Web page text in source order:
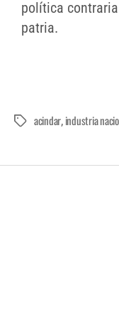
política
patria.
acindar, industria